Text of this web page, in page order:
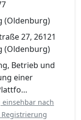
(Oldenburg)
27, 26121
(Oldenburg)
Betrieb und
einer
einsehbar nach